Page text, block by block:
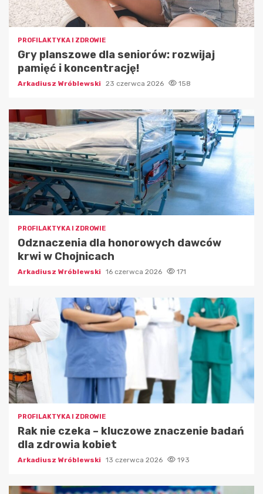
PROFILAKTYKA I ZDROWIE
Gry planszowe dla seniorów: rozwijaj
pamięć i koncentrację!
Arkadiusz Wróblewski 23 czerwca 2026 158
PROFILAKTYKA I ZDROWIE
Odznaczenia dla honorowych dawców
krwi w Chojnicach
Arkadiusz Wróblewski 16 czerwca 2026 171
PROFILAKTYKA I ZDROWIE
Rak nie czeka – kluczowe znaczenie badań
dla zdrowia kobiet
Arkadiusz Wróblewski 13 czerwca 2026 193